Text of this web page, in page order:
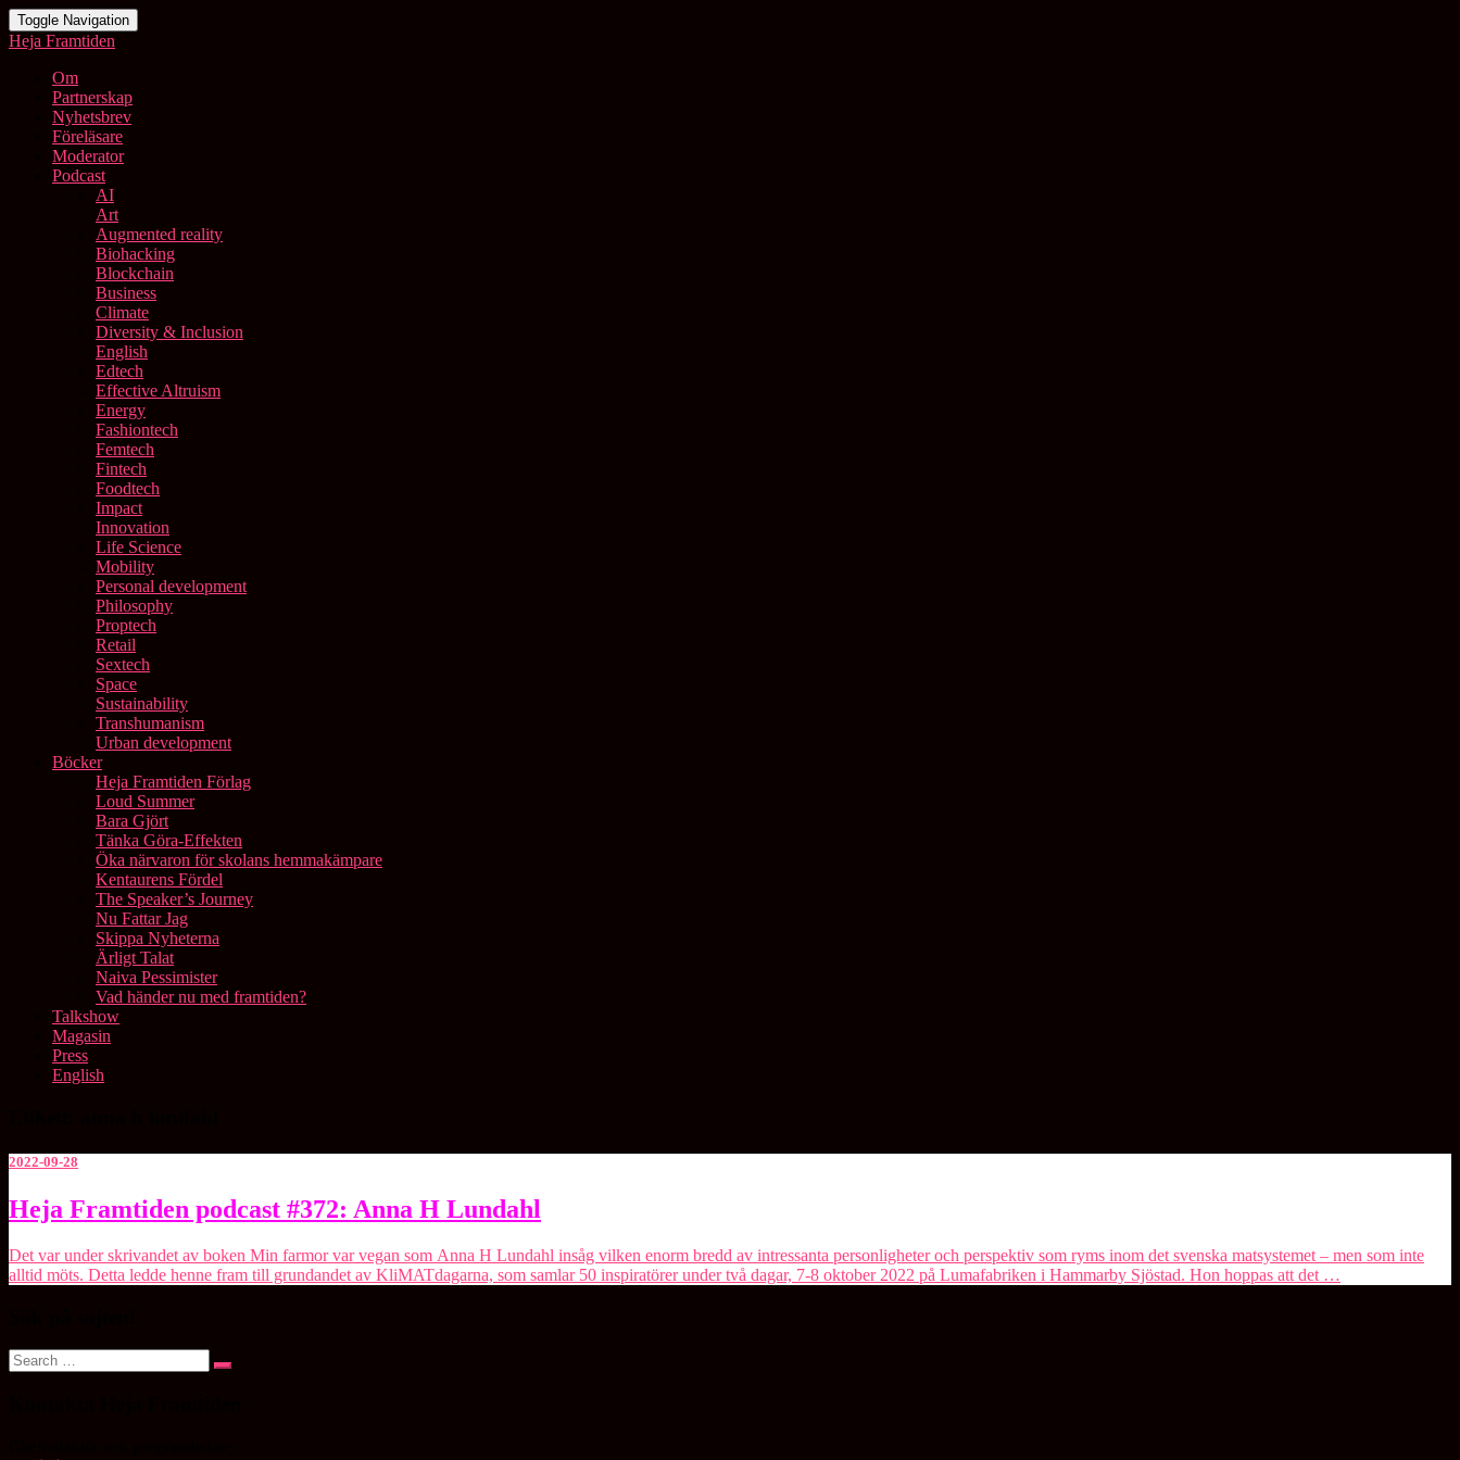
Toggle Navigation
Heja Framtiden
Om
Partnerskap
Nyhetsbrev
Föreläsare
Moderator
Podcast
AI
Art
Augmented reality
Biohacking
Blockchain
Business
Climate
Diversity & Inclusion
English
Edtech
Effective Altruism
Energy
Fashiontech
Femtech
Fintech
Foodtech
Impact
Innovation
Life Science
Mobility
Personal development
Philosophy
Proptech
Retail
Sextech
Space
Sustainability
Transhumanism
Urban development
Böcker
Heja Framtiden Förlag
Loud Summer
Bara Gjört
Tänka Göra-Effekten
Öka närvaron för skolans hemmakämpare
Kentaurens Fördel
The Speaker’s Journey
Nu Fattar Jag
Skippa Nyheterna
Ärligt Talat
Naiva Pessimister
Vad händer nu med framtiden?
Talkshow
Magasin
Press
English
2022-09-28
Heja
Framtiden
#372:
Anna
Heja Framtiden podcast #372: Anna H Lundahl
Det var under skrivandet av boken Min farmor var vegan som Anna H Lundahl insåg vilken enorm bredd av intressanta personligheter och perspektiv som ryms inom det svenska matsystemet – men som inte
alltid möts. Detta ledde henne fram till grundandet av KliMATdagarna, som samlar 50 inspiratörer under två dagar, 7-8 oktober 2022 på Lumafabriken i Hammarby Sjöstad. Hon hoppas att det …
Search
for:
Search